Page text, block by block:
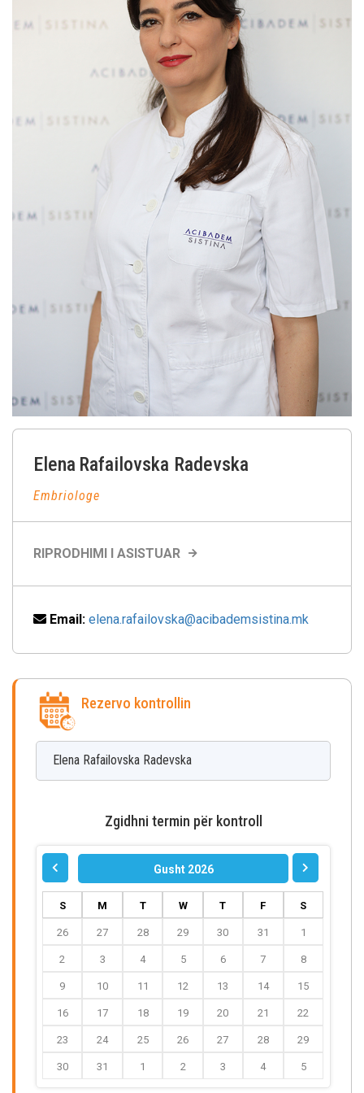
Elena Rafailovska Radevska
Embriologe
RIPRODHIMI I ASISTUAR
Email: elena.rafailovska@acibademsistina.mk
Rezervo kontrollin
Elena Rafailovska Radevska
Zgidhni termin për kontroll
Gusht 2026
S M T W T F S
26 27 28 29 30 31 1
2 3 4 5 6 7 8
9 10 11 12 13 14 15
16 17 18 19 20 21 22
23 24 25 26 27 28 29
30 31 1 2 3 4 5